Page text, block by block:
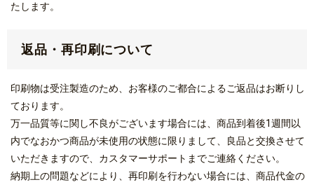
たします。
返品・再印刷について
印刷物は受注製造のため、お客様のご都合によるご返品はお断りし
ております。
万一品質等に関し不良がございます場合には、商品到着後1週間以
内でなおかつ商品が未使用の状態に限りまして、良品と交換させて
いただきますので、カスタマーサポートまでご連絡ください。
納期上の問題などにより、再印刷を行わない場合には、商品代金の